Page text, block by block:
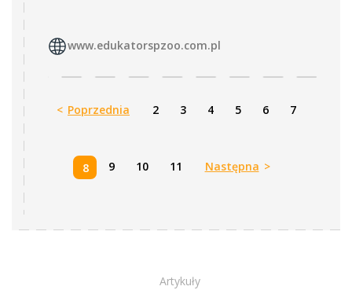
www.edukatorspzoo.com.pl
< Poprzednia 2 3 4 5 6 7
8 9 10 11 Następna >
Artykuły